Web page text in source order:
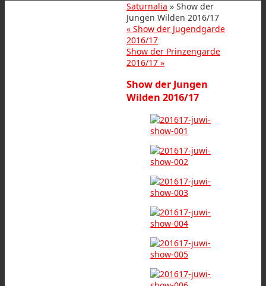
Saturnalia » Show der
Jungen Wilden 2016/17
« Show der Jugendgarde
2016/17
Show der Prinzengarde
2016/17 »
Show der Jungen
Wilden 2016/17